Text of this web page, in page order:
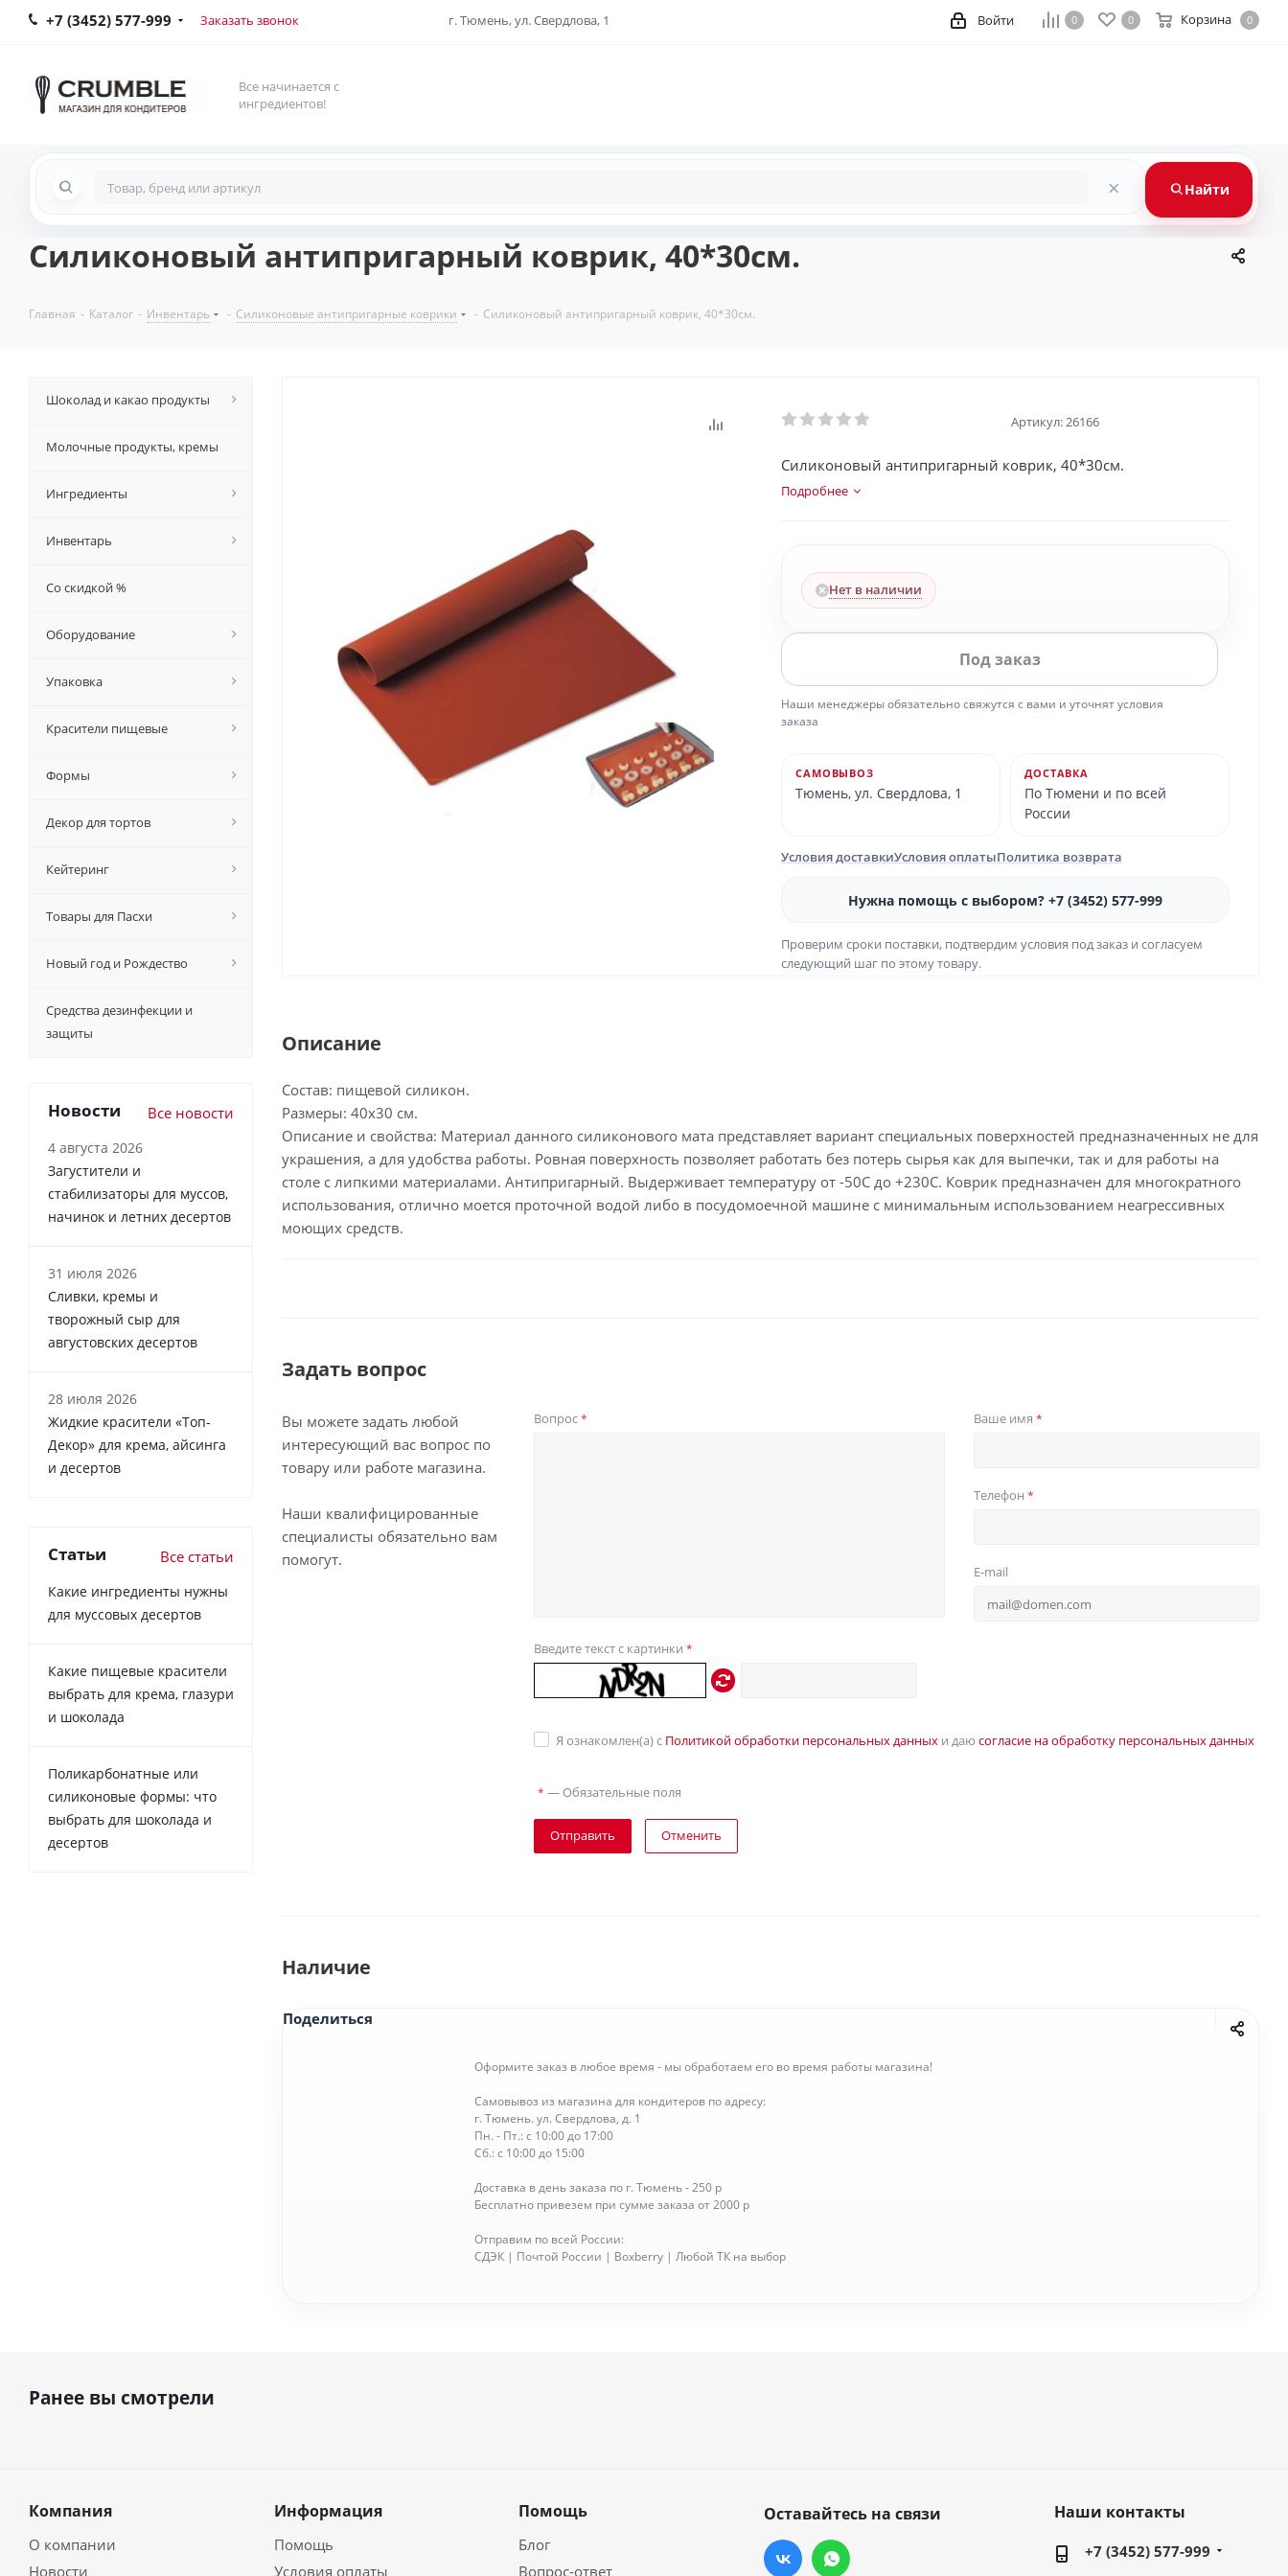
+7 (3452) 577-999 Заказать звонок г. Тюмень, ул. Свердлова, 1 0 0 Корзина 0
Войти
Все начинается с
ингредиентов!
× Найти
Силиконовый антипригарный коврик, 40*30см.
Главная - Каталог - Инвентарь - Силиконовые антипригарные коврики - Силиконовый антипригарный коврик, 40*30см.
Артикул: 26166
Силиконовый антипригарный коврик, 40*30см.
Подробнее
Нет в наличии
Под заказ
Наши менеджеры обязательно свяжутся с вами и уточнят условия
заказа
САМОВЫВОЗ
Тюмень, ул. Свердлова, 1
ДОСТАВКА
По Тюмени и по всей
России
Условия доставкиУсловия оплатыПолитика возврата
Нужна помощь с выбором? +7 (3452) 577-999
Проверим сроки поставки, подтвердим условия под заказ и согласуем
следующий шаг по этому товару.
Описание
Состав: пищевой силикон.
Размеры: 40х30 см.
Описание и свойства: Материал данного силиконового мата представляет вариант специальных поверхностей предназначенных не для
украшения, а для удобства работы. Ровная поверхность позволяет работать без потерь сырья как для выпечки, так и для работы на
столе с липкими материалами. Антипригарный. Выдерживает температуру от -50С до +230С. Коврик предназначен для многократного
использования, отлично моется проточной водой либо в посудомоечной машине с минимальным использованием неагрессивных
моющих средств.
Задать вопрос
Вы можете задать любой
интересующий вас вопрос по
товару или работе магазина.
Наши квалифицированные
специалисты обязательно вам
помогут.
Вопрос* Ваше имя *
Телефон *
E-mail
Введите текст с картинки *
Я ознакомлен(а) с Политикой обработки персональных данныхи даю согласие на обработку персональных данных
* — Обязательные поля
Отправить Отменить
Наличие
Поделиться
Оформите заказ в любое время - мы обработаем его во время работы магазина!
Самовывоз из магазина для кондитеров по адресу:
г. Тюмень. ул. Свердлова, д. 1
Пн. - Пт.: с 10:00 до 17:00
Сб.: с 10:00 до 15:00
Доставка в день заказа по г. Тюмень - 250 р
Бесплатно привезем при сумме заказа от 2000 р
Отправим по всей России:
СДЭК | Почтой России | Boxberry | Любой ТК на выбор
Шоколад и какао продукты
Молочные продукты, кремы
Ингредиенты
Инвентарь
Со скидкой %
Оборудование
Упаковка
Красители пищевые
Формы
Декор для тортов
Кейтеринг
Товары для Пасхи
Новый год и Рождество
Средства дезинфекции и
защиты
Новости Все новости
4 августа 2026
Загустители и
стабилизаторы для муссов,
начинок и летних десертов
31 июля 2026
Сливки, кремы и
творожный сыр для
августовских десертов
28 июля 2026
Жидкие красители «Топ-
Декор» для крема, айсинга
и десертов
Статьи Все статьи
Какие ингредиенты нужны
для муссовых десертов
Какие пищевые красители
выбрать для крема, глазури
и шоколада
Поликарбонатные или
силиконовые формы: что
выбрать для шоколада и
десертов
Ранее вы смотрели
Компания
О компании
Новости
Информация
Помощь
Условия оплаты
Помощь
Блог
Вопрос-ответ
Оставайтесь на связи Наши контакты
+7 (3452) 577-999